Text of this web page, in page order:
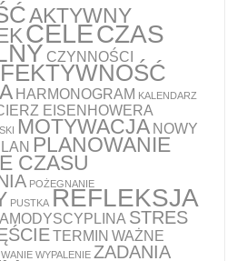
AKTYWNY
CELECZAS
CZYNNOŚCI
HARMONOGRAM KALENDARZ
EISENHOWERA
MOTYWACJA NOWY
PLANOWANIE
CZASU
POŻEGNANIE
PUSTKA REFLEKSJA
STRES
TERMIN WAŻNE
WYPALENIE ZADANIA